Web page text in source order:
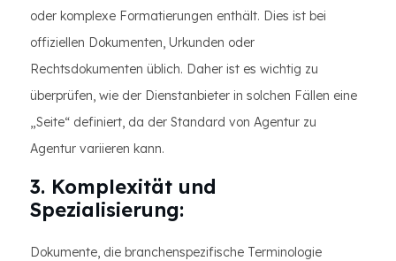
oder komplexe Formatierungen enthält. Dies ist bei
offiziellen Dokumenten, Urkunden oder
Rechtsdokumenten üblich. Daher ist es wichtig zu
überprüfen, wie der Dienstanbieter in solchen Fällen eine
„Seite“ definiert, da der Standard von Agentur zu
Agentur variieren kann.
3. Komplexität und
Spezialisierung:
Dokumente, die branchenspezifische Terminologie